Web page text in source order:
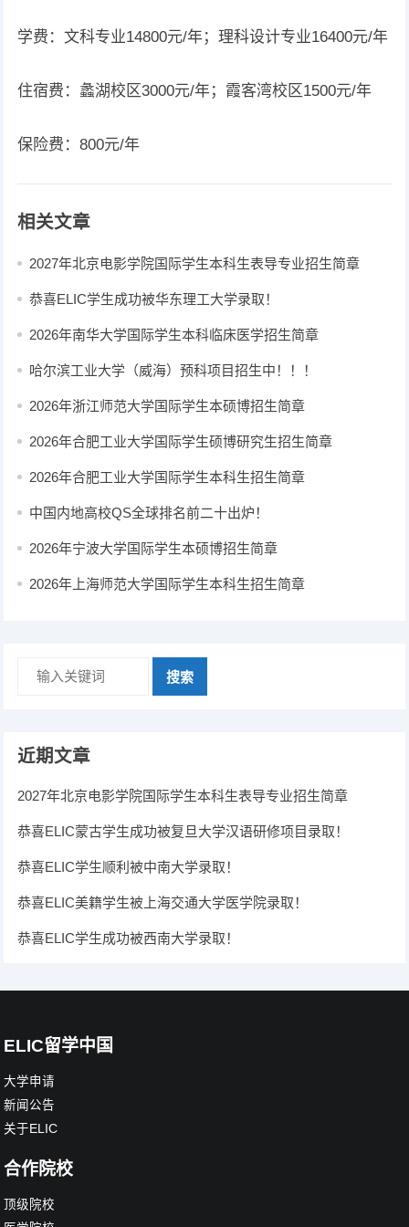
学费：文科专业14800元/年；理科设计专业16400元/年
住宿费：蠡湖校区3000元/年；霞客湾校区1500元/年
保险费：800元/年
相关文章
2027年北京电影学院国际学生本科生表导专业招生简章
恭喜ELIC学生成功被华东理工大学录取！
2026年南华大学国际学生本科临床医学招生简章
哈尔滨工业大学（威海）预科项目招生中！！！
2026年浙江师范大学国际学生本硕博招生简章
2026年合肥工业大学国际学生硕博研究生招生简章
2026年合肥工业大学国际学生本科生招生简章
中国内地高校QS全球排名前二十出炉！
2026年宁波大学国际学生本硕博招生简章
2026年上海师范大学国际学生本科生招生简章
搜索
近期文章
2027年北京电影学院国际学生本科生表导专业招生简章
恭喜ELIC蒙古学生成功被复旦大学汉语研修项目录取！
恭喜ELIC学生顺利被中南大学录取！
恭喜ELIC美籍学生被上海交通大学医学院录取！
恭喜ELIC学生成功被西南大学录取！
ELIC留学中国
大学申请
新闻公告
关于ELIC
合作院校
顶级院校